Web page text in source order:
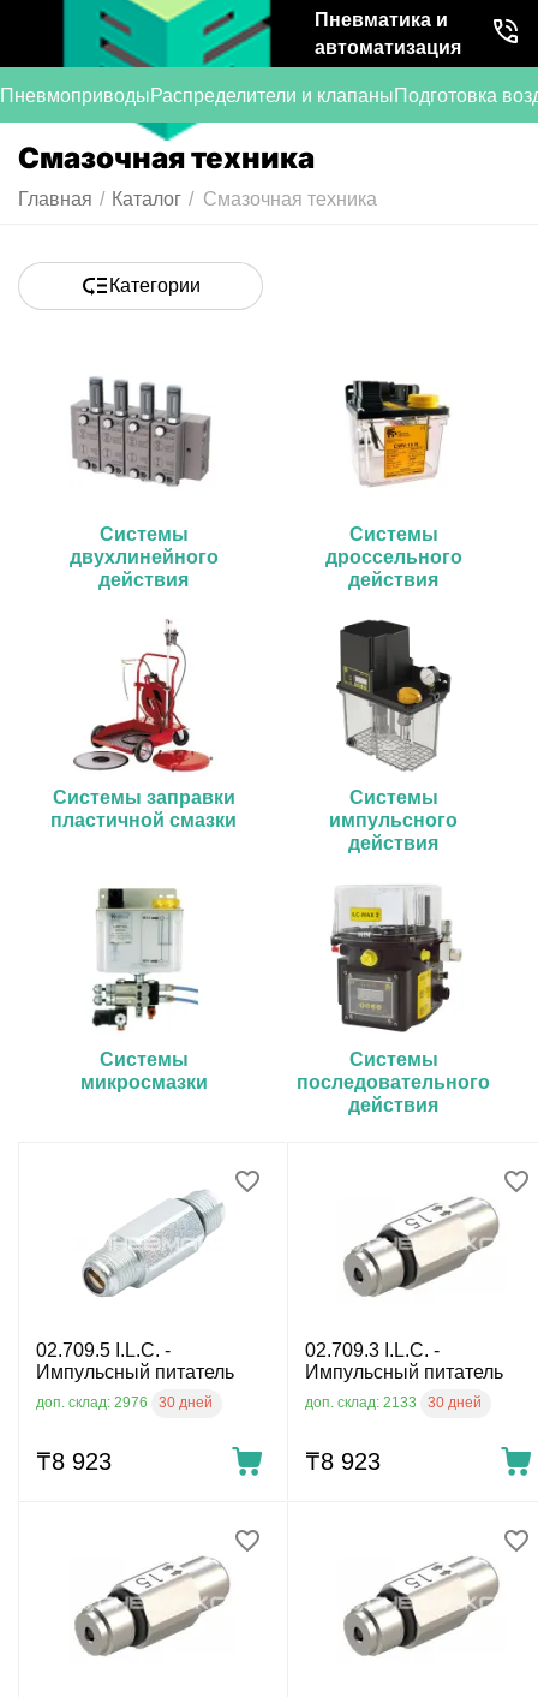
Пневматика и
автоматизация
ПневмоприводыРаспределители и клапаныПодготовка
Смазочная техника
Главная / Каталог / Смазочная техника
Категории
Системы
двухлинейного
действия
Системы
дроссельного
действия
Системы заправки
пластичной смазки
Системы
импульсного
действия
Системы
микросмазки
Системы
последовательного
действия
02.709.5 I.L.C. -
Импульсный питатель
доп. склад: 2976 30 дней
₸8 923
02.709.3 I.L.C. -
Импульсный питатель
доп. склад: 2133 30 дней
₸8 923